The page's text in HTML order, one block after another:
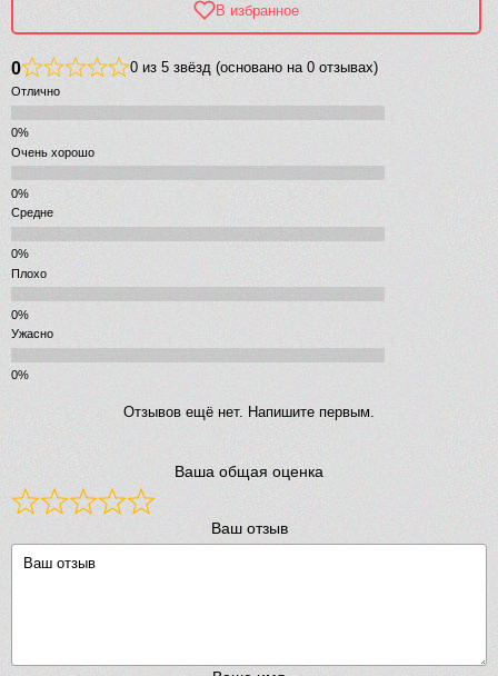
В избранное
0 0 из 5 звёзд (основано на 0 отзывах)
Отлично
Очень хорошо
Средне
Плохо
Ужасно
Отзывов ещё нет. Напишите первым.
Ваша общая оценка
Ваш отзыв